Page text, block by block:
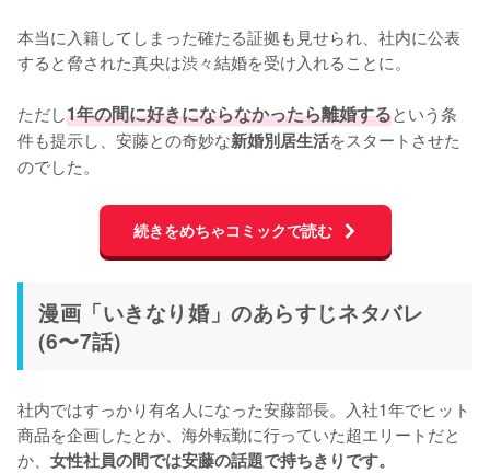
本当に入籍してしまった確たる証拠も見せられ、社内に公表
すると脅された真央は渋々結婚を受け入れることに。
ただし1年の間に好きにならなかったら離婚するという条
件も提示し、安藤との奇妙な新婚別居生活をスタートさせた
のでした。
続きをめちゃコミックで読む
漫画「いきなり婚」のあらすじネタバレ
(6〜7話)
社内ではすっかり有名人になった安藤部長。入社1年でヒット
商品を企画したとか、海外転勤に行っていた超エリートだと
か、 女性社員の間では安藤の話題で持ちきりです。